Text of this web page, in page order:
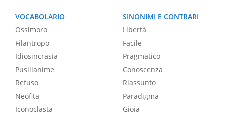
VOCABOLARIO
Ossimoro
Filantropo
Idiosincrasia
Pusillanime
Refuso
Neofita
Iconoclasta
SINONIMI E CONTRARI
Libertà
Facile
Pragmatico
Conoscenza
Riassunto
Paradigma
Gioia